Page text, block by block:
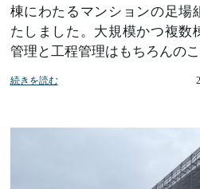
棟にわたるマンションの足場
たしました。大規模かつ複数
管理と工程管理はもちろんの
続きを読む